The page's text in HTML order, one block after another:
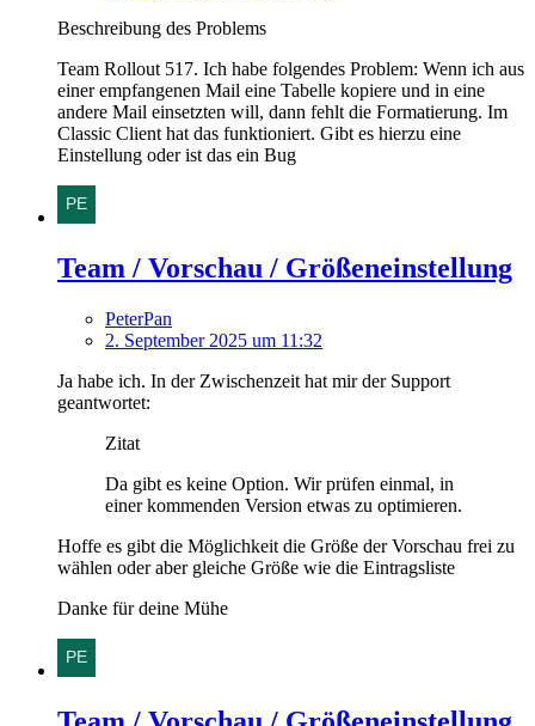
Beschreibung des Problems
Team Rollout 517. Ich habe folgendes Problem: Wenn ich aus
einer empfangenen Mail eine Tabelle kopiere und in eine
andere Mail einsetzten will, dann fehlt die Formatierung. Im
Classic Client hat das funktioniert. Gibt es hierzu eine
Einstellung oder ist das ein Bug
Team / Vorschau / Größeneinstellung
PeterPan
2. September 2025 um 11:32
Ja habe ich. In der Zwischenzeit hat mir der Support
geantwortet:
Zitat
Da gibt es keine Option. Wir prüfen einmal, in
einer kommenden Version etwas zu optimieren.
Hoffe es gibt die Möglichkeit die Größe der Vorschau frei zu
wählen oder aber gleiche Größe wie die Eintragsliste
Danke für deine Mühe